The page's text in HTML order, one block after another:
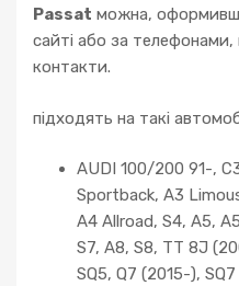
Passat можна,
сайті або за телефонами,
контакти.
підходять на такі
AUDI 100/200 91-,
Sportback, A3
A4 Allroad, S4, A5,
S7, A8, S8, TT 8J
SQ5, Q7 (2015-),